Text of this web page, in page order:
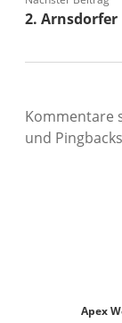
2. Arnsdorfer
Kommentare
und
Apex